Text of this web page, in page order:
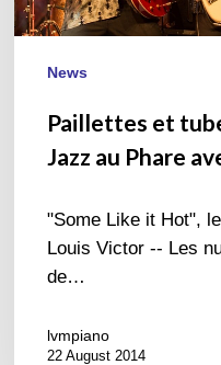
Phare
avec
"EWF"News
Paillettes et
Jazz au Phare
"Some Like it Hot",
Louis Victor -- Les
de…
lvmpiano
22 August 2014